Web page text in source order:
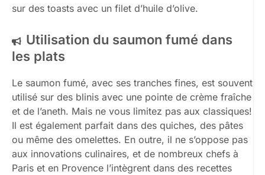
sur des toasts avec un filet d’huile d’olive.
Utilisation du saumon fumé dans
les plats
Le saumon fumé, avec ses tranches fines, est souvent
utilisé sur des blinis avec une pointe de crème fraîche
et de l’aneth. Mais ne vous limitez pas aux classiques!
Il est également parfait dans des quiches, des pâtes
ou même des omelettes. En outre, il ne s’oppose pas
aux innovations culinaires, et de nombreux chefs à
Paris et en Provence l’intègrent dans des recettes